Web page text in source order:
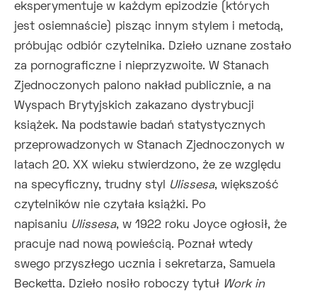
eksperymentuje w każdym epizodzie (których
jest osiemnaście) pisząc innym stylem i metodą,
próbując odbiór czytelnika. Dzieło uznane zostało
za pornograficzne i nieprzyzwoite. W Stanach
Zjednoczonych palono nakład publicznie, a na
Wyspach Brytyjskich zakazano dystrybucji
książek. Na podstawie badań statystycznych
przeprowadzonych w Stanach Zjednoczonych w
latach 20. XX wieku stwierdzono, że ze względu
na specyficzny, trudny styl
Ulissesa, większość
czytelników nie czytała książki. Po
napisaniu Ulissesa, w 1922 roku Joyce ogłosił, że
pracuje nad nową powieścią. Poznał wtedy
swego przyszłego ucznia i sekretarza, Samuela
Becketta. Dzieło nosiło roboczy tytuł Work in